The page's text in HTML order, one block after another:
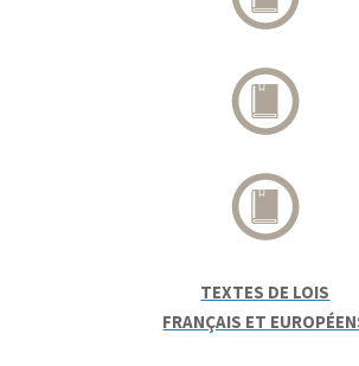
TEXTES DE LOIS
FRANÇAIS ET